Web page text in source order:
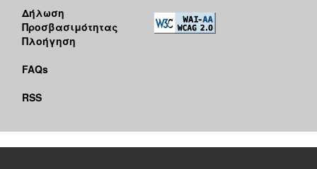
Δήλωση
Προσβασιμότητας
Πλοήγηση
FAQs
RSS